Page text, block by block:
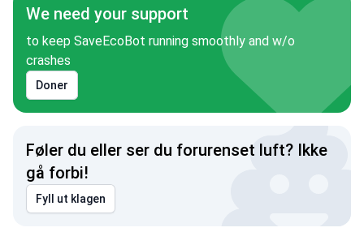
We need your support
to keep SaveEcoBot running smoothly and w/o
crashes
Doner
Føler du eller ser du forurenset luft? Ikke
gå forbi!
Fyll ut klagen